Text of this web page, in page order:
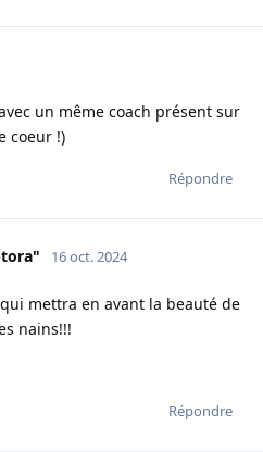
un même coach présent sur
coeur !)
Répondre
16 oct. 2024
mettra en avant la beauté de
nains!!!
Répondre